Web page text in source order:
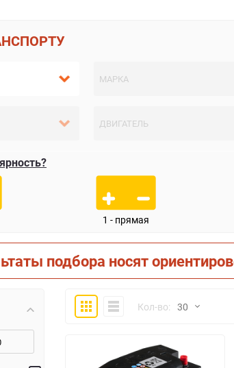
1 - прямая
подбора носят
ПлиткаКомпактноКол-во: 30
30